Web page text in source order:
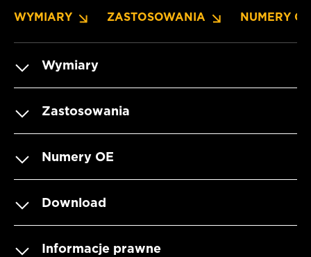
WYMIARY ZASTOSOWANIA NUMERY OE
Wymiary
Zastosowania
Numery OE
Download
Informacje prawne